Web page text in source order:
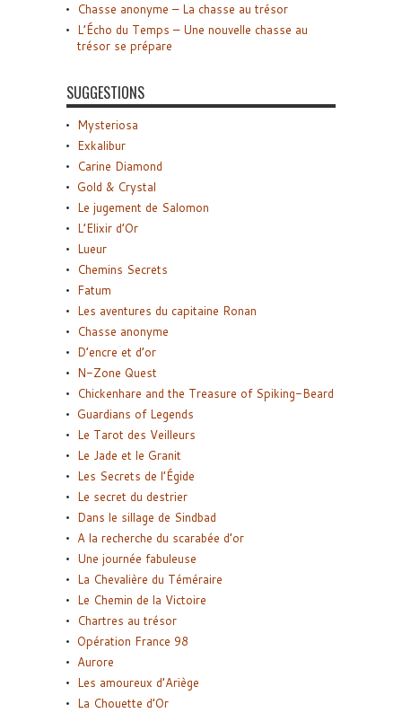
Chasse anonyme – La chasse au trésor
L’Écho du Temps – Une nouvelle chasse au
trésor se prépare
SUGGESTIONS
Mysteriosa
Exkalibur
Carine Diamond
Gold & Crystal
Le jugement de Salomon
L’Elixir d’Or
Lueur
Chemins Secrets
Fatum
Les aventures du capitaine Ronan
Chasse anonyme
D’encre et d’or
N-Zone Quest
Chickenhare and the Treasure of Spiking-Beard
Guardians of Legends
Le Tarot des Veilleurs
Le Jade et le Granit
Les Secrets de l’Égide
Le secret du destrier
Dans le sillage de Sindbad
A la recherche du scarabée d’or
Une journée fabuleuse
La Chevalière du Téméraire
Le Chemin de la Victoire
Chartres au trésor
Opération France 98
Aurore
Les amoureux d’Ariège
La Chouette d’Or